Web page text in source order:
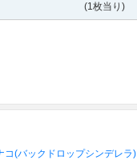
(1枚当り)
コ(バックドロップシンデレラ)